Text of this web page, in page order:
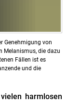
Genehmigung von
Melanismus, die dazu
Fällen ist es
und die
harmlosen